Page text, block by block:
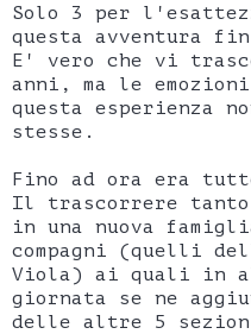
Solo 3 per
questa avventura
E' vero che vi
anni, ma le
questa esperienza
stesse.
Fino ad ora era
Il trascorrere tanto
in una nuova
compagni (quelli
Viola) ai quali in
giornata se ne
delle altre 5